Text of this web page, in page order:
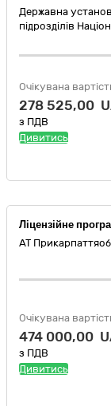
Державна
підрозділів
Очікувана
278 525,00
з ПДВ
Дивитись
АТ
Очікувана
474 000,00
з ПДВ
Дивитись